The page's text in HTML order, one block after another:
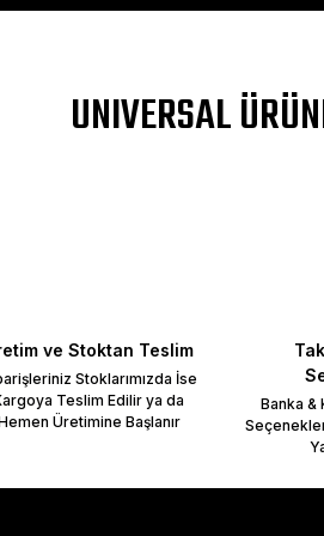
Bu ürüne ilk yorumu siz
gördüğünüz noktaları öneri formunu
UNIVERSAL
ve Stoktan Teslim
Stoklarımızda İse
Teslim Edilir ya da
Üretimine Başlanır
Banka &